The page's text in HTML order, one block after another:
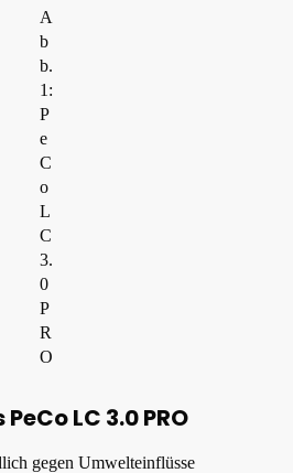
A
b
b.
1:
P
e
C
o
L
C
3.
0
P
R
O
LC 3.0 PRO
gegen Umwelteinflüsse